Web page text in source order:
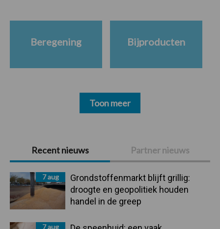
Primaire
Sidebar
Recent nieuws Partner nieuws
7 aug
Grondstoffenmarkt blijft grillig:
droogte en geopolitiek houden
handel in de greep
7 aug
Beregening Bijproducten
Toon meer